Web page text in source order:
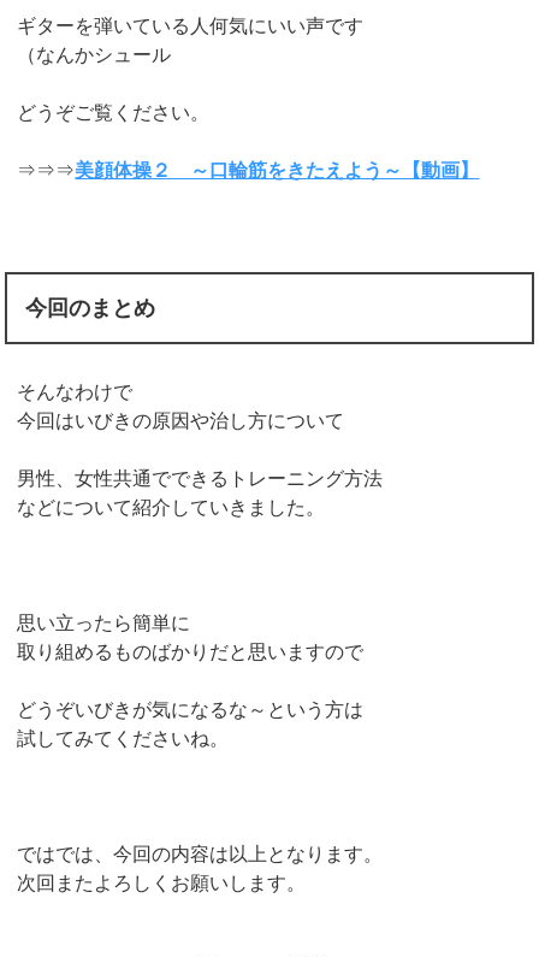
ギターを弾いている人何気にいい声です
（なんかシュール
どうぞご覧ください。
⇒⇒⇒美顔体操２ ～口輪筋をきたえよう～【動画】
今回のまとめ
そんなわけで
今回はいびきの原因や治し方について
男性、女性共通でできるトレーニング方法
などについて紹介していきました。
思い立ったら簡単に
取り組めるものばかりだと思いますので
どうぞいびきが気になるな～という方は
試してみてくださいね。
ではでは、今回の内容は以上となります。
次回またよろしくお願いします。